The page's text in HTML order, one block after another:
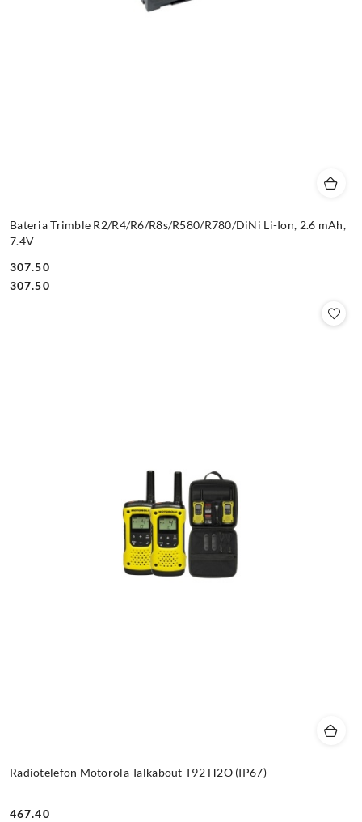
Bateria Trimble R2/R4/R6/R8s/R580/R780/DiNi Li-Ion, 2.6 mAh,
7.4V
Cena:
307.50
Cena:
307.50
Radiotelefon Motorola Talkabout T92 H2O (IP67)
467.40